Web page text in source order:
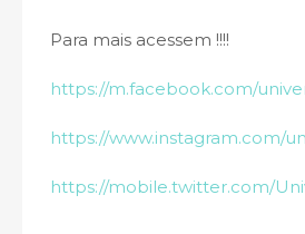
Para mais acessem !!!!
https://m.facebook.com/
https://www.instagram.com/
https://mobile.twitter.com/